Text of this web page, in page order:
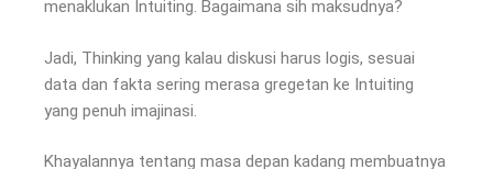
menaklukan Intuiting. Bagaimana sih maksudnya?
Jadi, Thinking yang kalau diskusi harus logis, sesuai
data dan fakta sering merasa gregetan ke Intuiting
yang penuh imajinasi.
Khayalannya tentang masa depan kadang membuatnya